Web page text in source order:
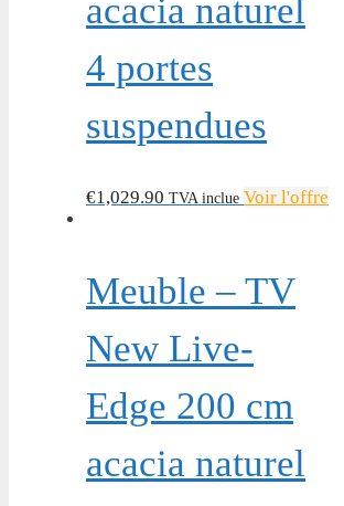
acacia naturel
4 portes
suspendues
€1,029.90 TVA inclue Voir l'offre
Meuble – TV
New Live-
Edge 200 cm
acacia naturel